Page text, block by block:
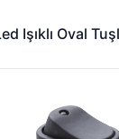
Işıklı Oval